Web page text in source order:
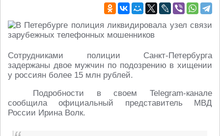
Сотрудниками полиции Санкт-Петербурга
задержаны двое мужчин по подозрению в хищении
у россиян более 15 млн рублей.
Подробности в своем Telegram-канале
сообщила официальный представитель МВД
России Ирина Волк.